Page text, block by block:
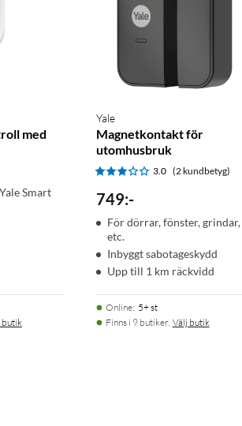
med
Smart
butik
Yale
Magnetkontakt för
utomhusbruk
3.0 (2 kundbetyg)
749:-
För dörrar, fönster, grindar,
etc.
Inbyggt sabotageskydd
Upp till 1 km räckvidd
Online: 5+ st
Finns i 9 butiker. Välj butik